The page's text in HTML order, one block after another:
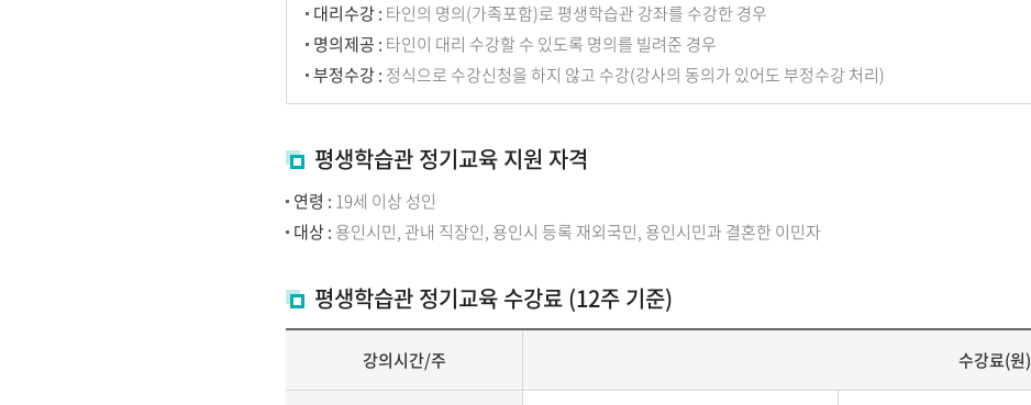
대리수강 : 타인의 명의(가족포함)로 평생학습관 강좌를 수강한 경우
명의제공 : 타인이 대리 수강할 수 있도록 명의를 빌려준 경우
부정수강 : 정식으로 수강신청을 하지 않고 수강(강사의 동의가 있어도 부정수강 처리)
평생학습관 정기교육 지원 자격
연령 : 19세 이상 성인
대상 : 용인시민, 관내 직장인, 용인시 등록 재외국민, 용인시민과 결혼한 이민자
평생학습관 정기교육 수강료 (12주 기준)
강의시간/주 수강료(원)